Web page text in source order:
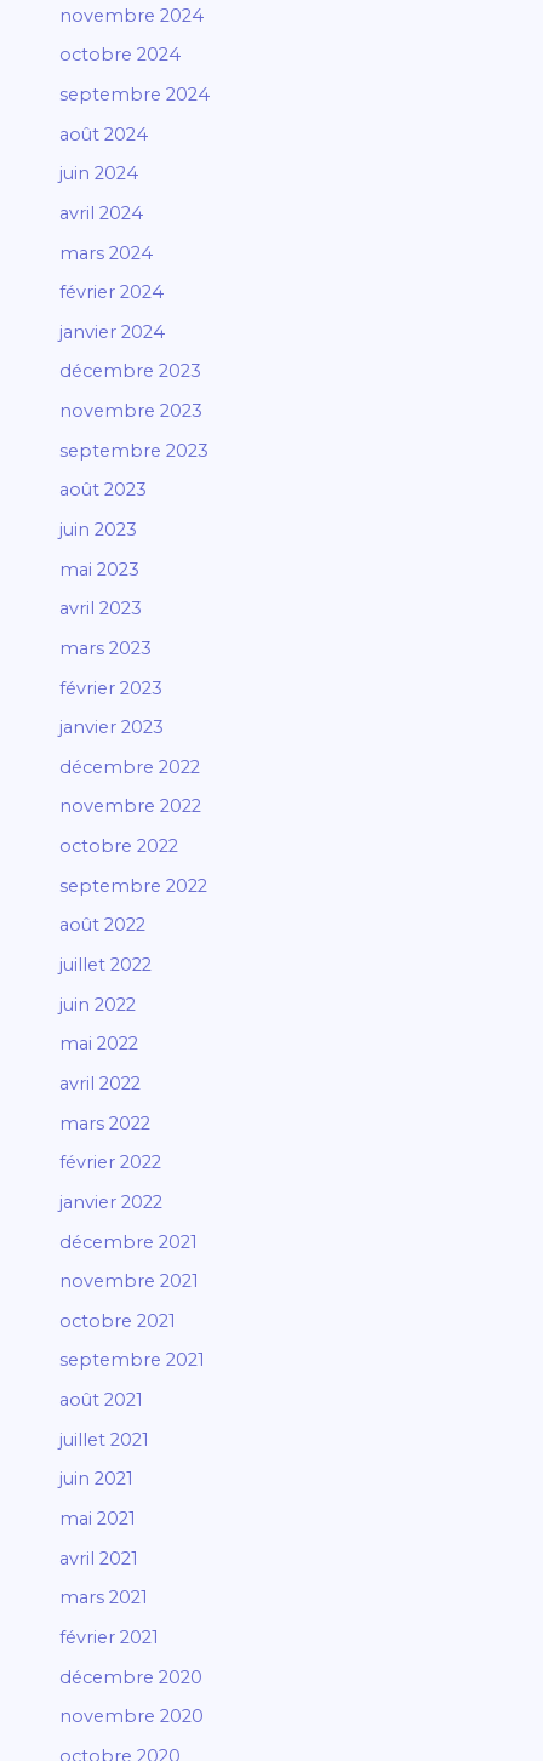
novembre 2024
octobre 2024
septembre 2024
août 2024
juin 2024
avril 2024
mars 2024
février 2024
janvier 2024
décembre 2023
novembre 2023
septembre 2023
août 2023
juin 2023
mai 2023
avril 2023
mars 2023
février 2023
janvier 2023
décembre 2022
novembre 2022
octobre 2022
septembre 2022
août 2022
juillet 2022
juin 2022
mai 2022
avril 2022
mars 2022
février 2022
janvier 2022
décembre 2021
novembre 2021
octobre 2021
septembre 2021
août 2021
juillet 2021
juin 2021
mai 2021
avril 2021
mars 2021
février 2021
décembre 2020
novembre 2020
octobre 2020